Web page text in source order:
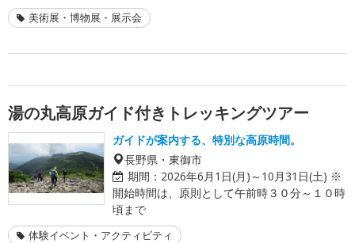
美術展・博物展・展示会
湯の丸高原ガイド付きトレッキングツアー
ガイドが案内する、特別な高原時間。
長野県・東御市
期間： 2026年6月1日(月)～10月31日(土) ※
開始時間は、原則として午前時３０分～１０時
頃まで
体験イベント・アクティビティ